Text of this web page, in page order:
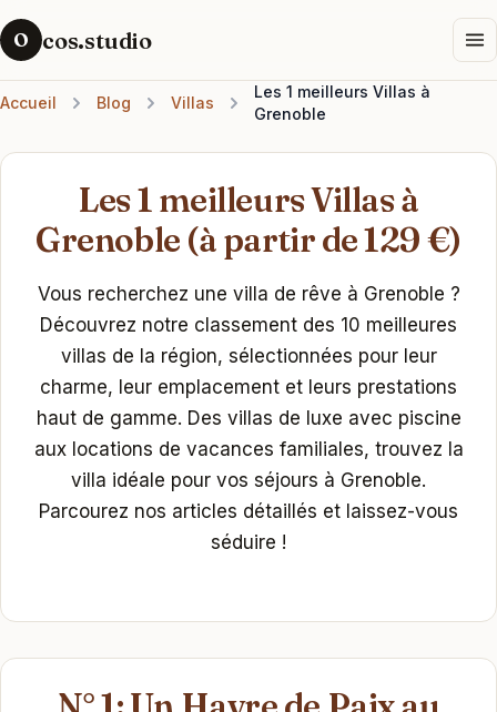
O cos.studio
Accueil Blog Villas
Les 1 meilleurs Villas à
Grenoble
Les 1 meilleurs Villas à
Grenoble (à partir de 129 €)
Vous recherchez une villa de rêve à Grenoble ?
Découvrez notre classement des 10 meilleures
villas de la région, sélectionnées pour leur
charme, leur emplacement et leurs prestations
haut de gamme. Des villas de luxe avec piscine
aux locations de vacances familiales, trouvez la
villa idéale pour vos séjours à Grenoble.
Parcourez nos articles détaillés et laissez-vous
séduire !